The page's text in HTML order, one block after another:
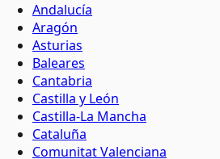
Andalucía
Aragón
Asturias
Baleares
Cantabria
Castilla y León
Castilla-La Mancha
Cataluña
Comunitat Valenciana